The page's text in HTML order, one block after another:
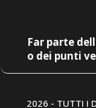
Far parte
o dei punti
2026 - TUTTI I
EN
DE
LAT-AM